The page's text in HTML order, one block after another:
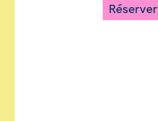
Réserver